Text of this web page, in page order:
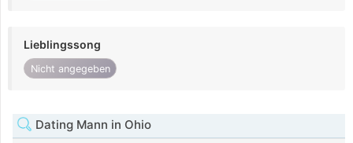
Lieblingssong
Nicht angegeben
Dating Mann in Ohio